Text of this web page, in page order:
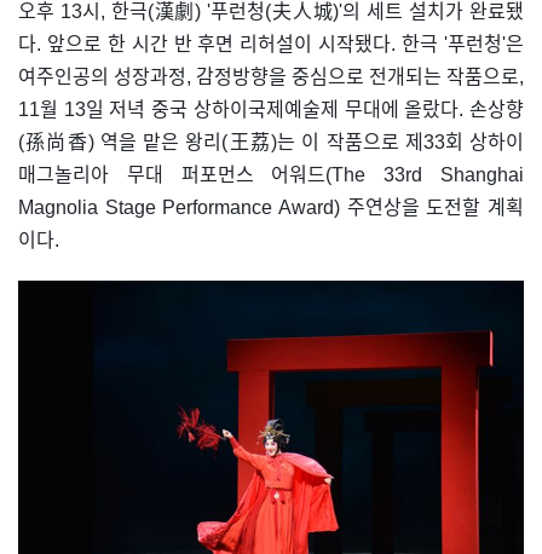
오후 13시, 한극(漢劇) '푸런청(夫人城)'의 세트 설치가 완료됐
다. 앞으로 한 시간 반 후면 리허설이 시작됐다. 한극 '푸런청'은
여주인공의 성장과정, 감정방향을 중심으로 전개되는 작품으로,
11월 13일 저녁 중국 상하이국제예술제 무대에 올랐다. 손상향
(孫尚香) 역을 맡은 왕리(王荔)는 이 작품으로 제33회 상하이
매그놀리아 무대 퍼포먼스 어워드(The 33rd Shanghai
Magnolia Stage Performance Award) 주연상을 도전할 계획
이다.